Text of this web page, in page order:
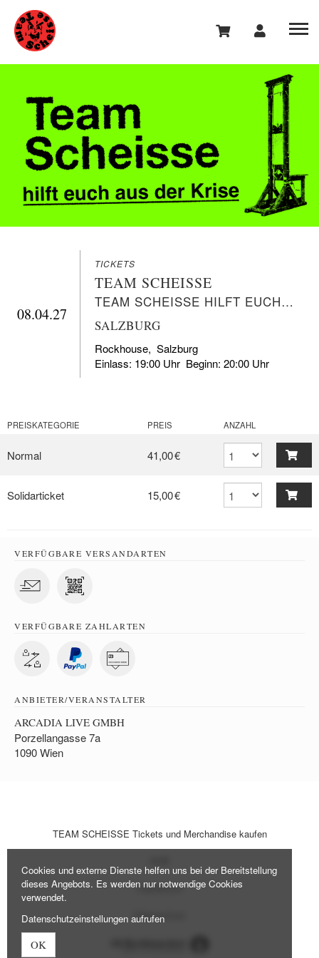
08.04.27
TICKETS
TEAM SCHEISSE
TEAM SCHEISSE HILFT EUCH AUS DER KRISE
SALZBURG
Rockhouse, Salzburg
Einlass: 19:00 Uhr Beginn: 20:00 Uhr
PREISKATEGORIE PREIS ANZAHL
Normal 41,00 €
Solidarticket 15,00 €
VERFÜGBARE VERSANDARTEN
VERFÜGBARE ZAHLARTEN
ANBIETER/VERANSTALTER
ARCADIA LIVE GMBH
Porzellangasse 7a
1090 Wien
TEAM SCHEISSE Tickets und Merchandise kaufen
Impressum
Datenschutz
Cookies und externe Dienste helfen uns bei der Bereitstellung
dieses Angebots. Es werden nur notwendige Cookies
verwendet.
Datenschutzeinstellungen aufrufen
OK